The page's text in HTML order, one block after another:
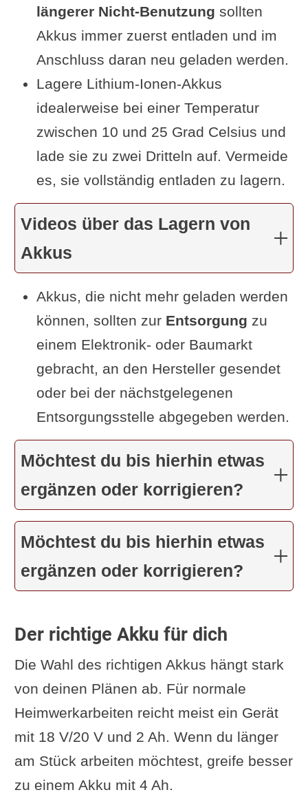
längerer Nicht-Benutzung sollten
Akkus immer zuerst entladen und im
Anschluss daran neu geladen werden.
Lagere Lithium-Ionen-Akkus
idealerweise bei einer Temperatur
zwischen 10 und 25 Grad Celsius und
lade sie zu zwei Dritteln auf. Vermeide
es, sie vollständig entladen zu lagern.
Videos über das Lagern von
Akkus
Akkus, die nicht mehr geladen werden
können, sollten zur Entsorgung zu
einem Elektronik- oder Baumarkt
gebracht, an den Hersteller gesendet
oder bei der nächstgelegenen
Entsorgungsstelle abgegeben werden.
Möchtest du bis hierhin etwas
ergänzen oder korrigieren?
Möchtest du bis hierhin etwas
ergänzen oder korrigieren?
Der richtige Akku für dich
Die Wahl des richtigen Akkus hängt stark
von deinen Plänen ab. Für normale
Heimwerkarbeiten reicht meist ein Gerät
mit 18 V/20 V und 2 Ah. Wenn du länger
am Stück arbeiten möchtest, greife besser
zu einem Akku mit 4 Ah.